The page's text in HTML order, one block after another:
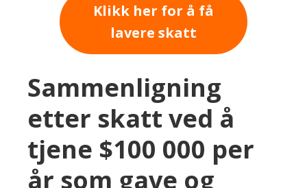
Klikk her for å få
lavere skatt
Sammenligning
etter skatt ved å
tjene $100 000 per
år som gave og